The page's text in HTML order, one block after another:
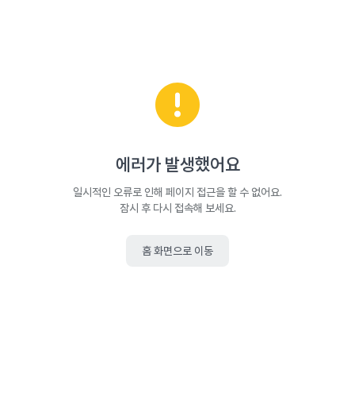
에러가 발생했어요
일시적인 오류로 인해 페이지 접근을 할 수 없어요.
잠시 후 다시 접속해 보세요.
홈 화면으로 이동